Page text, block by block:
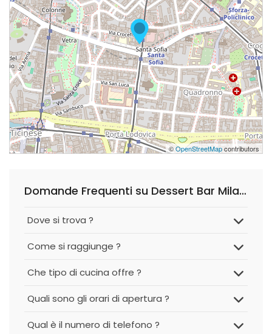
©OpenStreetMapcontributors
Domande Frequenti su Dessert Bar Milano
Dove si trova ?
Come si raggiunge ?
Che tipo di cucina offre ?
Quali sono gli orari di apertura ?
Qual è il numero di telefono ?